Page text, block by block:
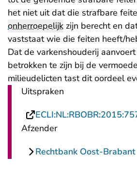
het niet uit dat die strafbare
onherroepelijk zijn berecht en
vaststaat wie die feiten heeft/
Dat de varkenshouderij
betrokken te zijn bij de
milieudelicten tast dit oordeel
Uitspraken
Afzender
Rechtbank Oost-Brabant